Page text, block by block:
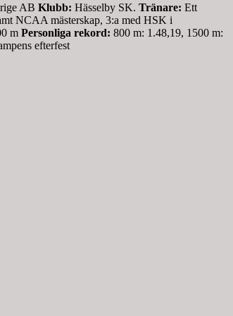
AB Klubb: Hässelby SK. Tränare: Ett
NCAA mästerskap, 3:a med HSK i
m Personliga rekord: 800 m: 1.48,19, 1500 m:
efterfest